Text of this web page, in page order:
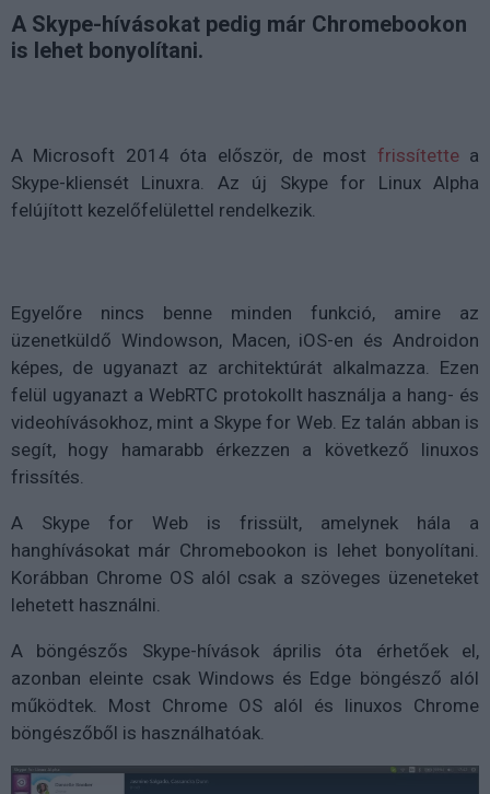
A Skype-hívásokat pedig már Chromebookon
is lehet bonyolítani.
A Microsoft 2014 óta először, de most frissítette a
Skype-kliensét Linuxra. Az új Skype for Linux Alpha
felújított kezelőfelülettel rendelkezik.
Egyelőre nincs benne minden funkció, amire az
üzenetküldő Windowson, Macen, iOS-en és Androidon
képes, de ugyanazt az architektúrát alkalmazza. Ezen
felül ugyanazt a WebRTC protokollt használja a hang- és
videohívásokhoz, mint a Skype for Web. Ez talán abban is
segít, hogy hamarabb érkezzen a következő linuxos
frissítés.
A Skype for Web is frissült, amelynek hála a
hanghívásokat már Chromebookon is lehet bonyolítani.
Korábban Chrome OS alól csak a szöveges üzeneteket
lehetett használni.
A böngészős Skype-hívások április óta érhetőek el,
azonban eleinte csak Windows és Edge böngésző alól
működtek. Most Chrome OS alól és linuxos Chrome
böngészőből is használhatóak.